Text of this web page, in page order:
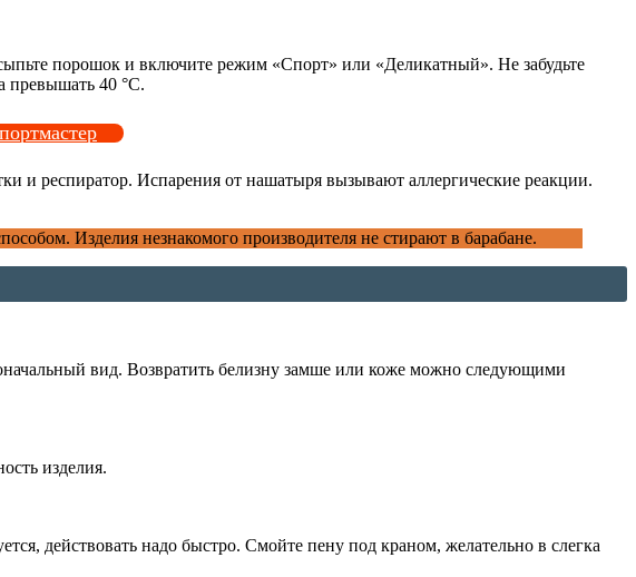
порошок и включите режим «Спорт» или «Деликатный». Не забудьте
превышать 40 °C.
и респиратор. Испарения от нашатыря вызывают аллергические реакции.
Изделия незнакомого производителя не стирают в барабане.
вид. Возвратить белизну замше или коже можно следующими
изделия.
действовать надо быстро. Смойте пену под краном, желательно в слегка